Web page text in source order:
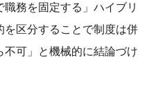
務を固定する」ハイブリ
を区分することで制度は併
可」と機械的に結論づけ